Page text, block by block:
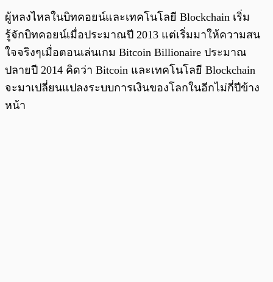
ผู้หลงไหลในบิทคอยน์และเทคโนโลยี Blockchain เริ่ม
รู้จักบิทคอยน์เมื่อประมาณปี 2013 แต่เริ่มมาให้ความสน
ใจจริงๆเมื่อตอนเล่นเกม Bitcoin Billionaire ประมาณ
ปลายปี 2014 คิดว่า Bitcoin และเทคโนโลยี Blockchain
จะมาเปลี่ยนแปลงระบบการเงินของโลกในอีกไม่กี่ปีข้าง
หน้า